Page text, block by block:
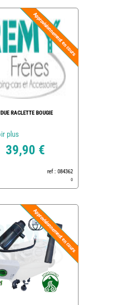
RACLETTE BOUGIE
plus
39,90 €
ref : 084362
0